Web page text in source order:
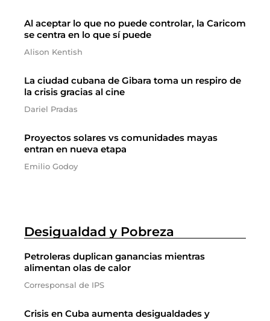
Al aceptar lo que no puede controlar, la Caricom
se centra en lo que sí puede
Alison Kentish
La ciudad cubana de Gibara toma un respiro de
la crisis gracias al cine
Dariel Pradas
Proyectos solares vs comunidades mayas
entran en nueva etapa
Emilio Godoy
Desigualdad y Pobreza
Petroleras duplican ganancias mientras
alimentan olas de calor
Corresponsal de IPS
Crisis en Cuba aumenta desigualdades y